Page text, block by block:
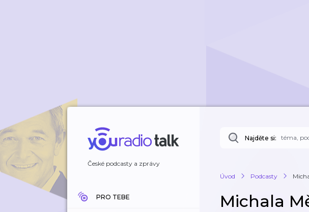
České podcasty a zprávy
PRO TEBE
Najděte si:
Úvod Podcasty
Michala